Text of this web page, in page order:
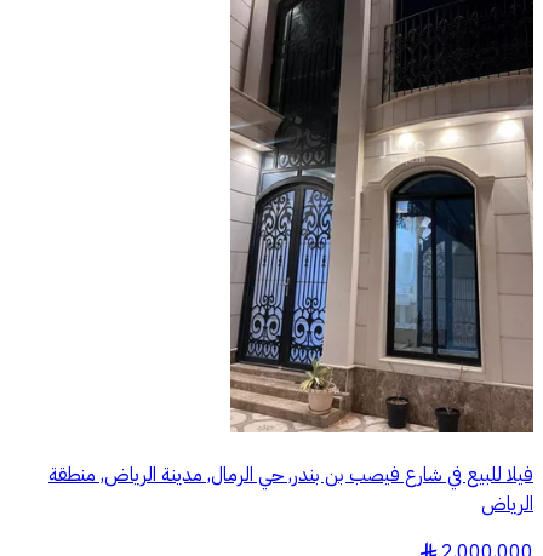
فيلا للبيع في شارع فيصب بن بندر, حي الرمال, مدينة الرياض, منطقة
الرياض
§